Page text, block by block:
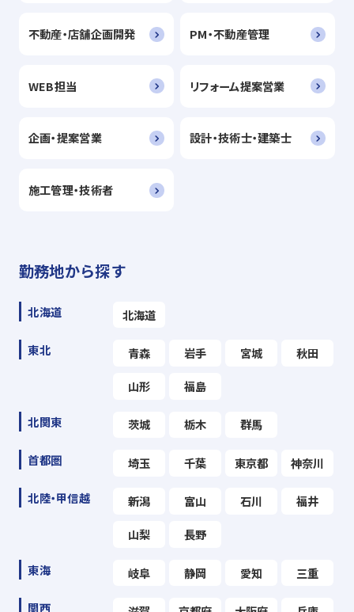
不動産・店舗企画開発 PM・不動産管理
WEB担当 リフォーム提案営業
企画・提案営業 設計・技術士・建築士
施工管理・技術者
勤務地から探す
北海道 北海道
東北 青森 岩手 宮城 秋田
山形 福島
北関東 茨城 栃木 群馬
首都圏 埼玉 千葉 東京都 神奈川
北陸・甲信越 新潟 富山 石川 福井
山梨 長野
東海 岐阜 静岡 愛知 三重
関西